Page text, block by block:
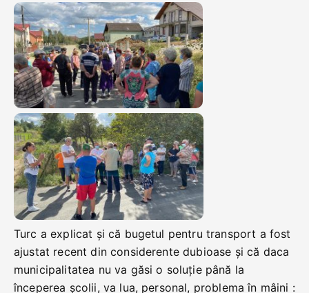
Turc a explicat și că bugetul pentru transport a fost
ajustat recent din considerente dubioase și că daca
municipalitatea nu va găsi o soluție până la
începerea școlii, va lua, personal, problema în mâini :